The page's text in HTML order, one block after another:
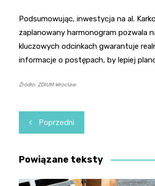
Podsumowując, inwestycja na al.
zaplanowany harmonogram pozwala
kluczowych odcinkach gwarantuje
informacje o postępach, by lepiej
Źródło: ZDIUM Wrocław
Nawigacja
wpisu
Poprzedni
Powiązane teksty